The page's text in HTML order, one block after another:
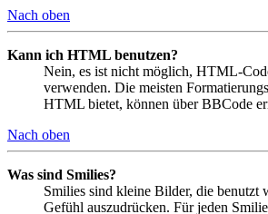
Nach oben
Kann ich HTML benutzen?
Nein, es ist nicht möglich, HTML-
verwenden. Die meisten
HTML bietet, können über BBCode
Nach oben
Was sind Smilies?
Smilies sind kleine Bilder, die benutzt
Gefühl auszudrücken. Für jeden